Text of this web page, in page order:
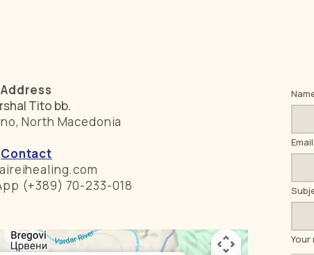
Address
Tito bb.
North Macedonia
Contact
(+389) 70-233-018
Email
Your